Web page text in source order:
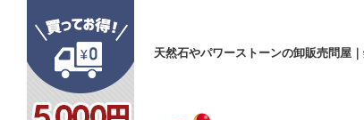
天然石やパワーストーンの卸販売問屋